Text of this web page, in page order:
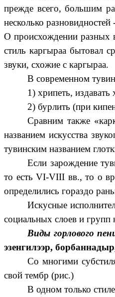
прежде всего, большим
несколько
О происхождении разных
стиль каргыраа бытовал
звуки, схожие с каргыраа.
В современном
1) хрипеть, издавать
2) бурлить (при
Сравним также
названием искусства
тувинским названием
Если зарождение
то есть VI-VIII вв., то о
определились гораздо
Искусные
социальных слоев и групп
Виды горлового
эзенгилээр,
Со многими
свой тембр (рис.)
В одном только